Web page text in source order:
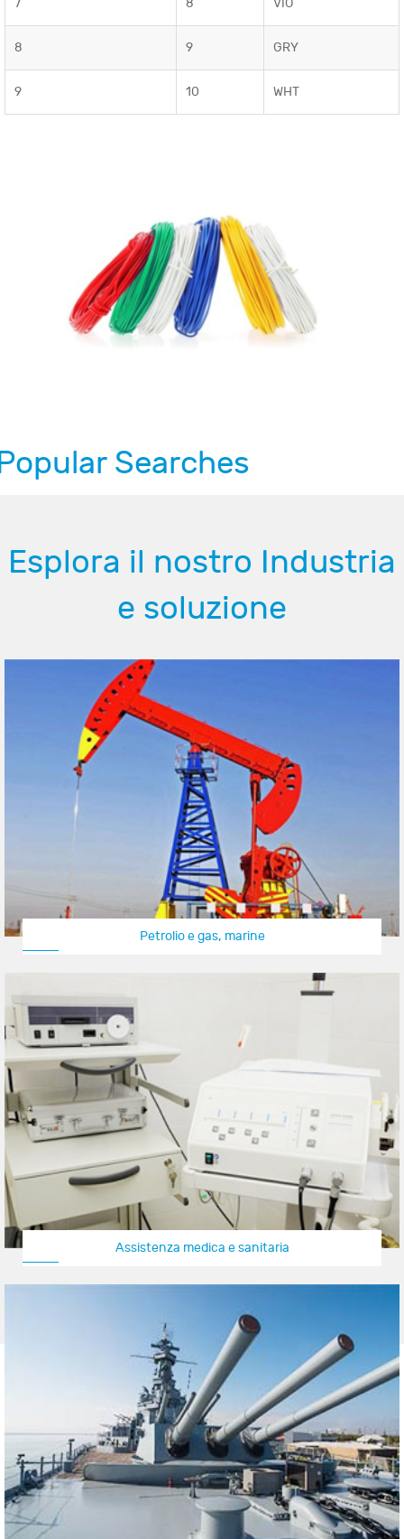
7 8 VIO
8 9 GRY
9 10 WHT
Searches
Esplora il nostro Industria
e soluzione
Petrolio e gas, marine
Assistenza medica e sanitaria